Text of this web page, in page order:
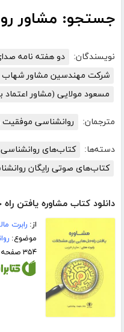
جستجو: مشاور
نویسندگان: دو هفته نامه
شرکت مهندسین مشاور شهاب
مسعود مولایی (مشاور
مترجمان: روانشناسی موفقیت
دسته‌ها:
کتاب‌های روانشناسی
کتاب‌های صوتی رایگان
دانلود کتاب مشاوره یافتن
از:رابرت
موضوع:
۳۵۴ صفحه